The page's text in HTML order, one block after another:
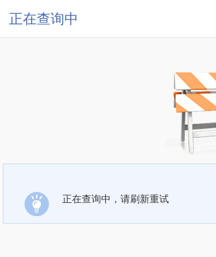
正在查询中
正在查询中，请刷新重试